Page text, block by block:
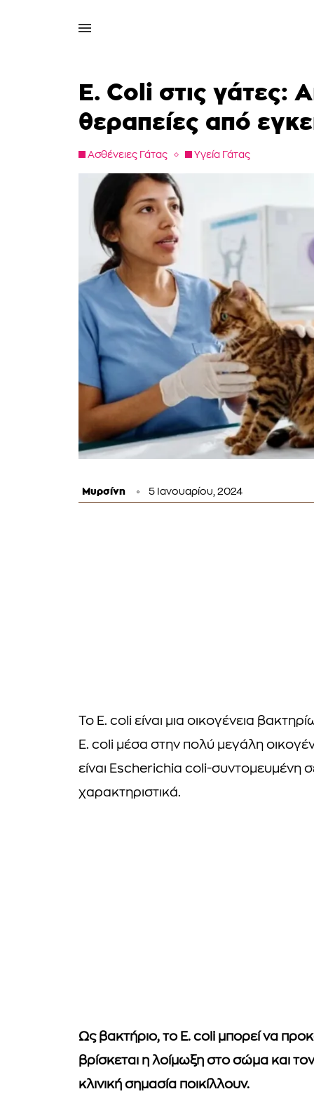
E. Coli στις γάτες:
θεραπείες από
Ασθένειες Γάτας Υγεία Γάτας
Μυρσίνη 5 Ιανουαρίου, 2024
Το E. coli είναι μια οικογένεια
E. coli μέσα στην πολύ μεγάλη
είναι Escherichia coli-συντομευμένη
χαρακτηριστικά.
Ως βακτήριο, το E. coli μπορεί να
βρίσκεται η λοίμωξη στο σώμα και
κλινική σημασία ποικίλλουν.